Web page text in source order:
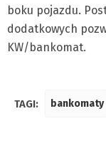
boku pojazdu.
dodatkowych
KW/bankomat.
TAGI: bankomaty